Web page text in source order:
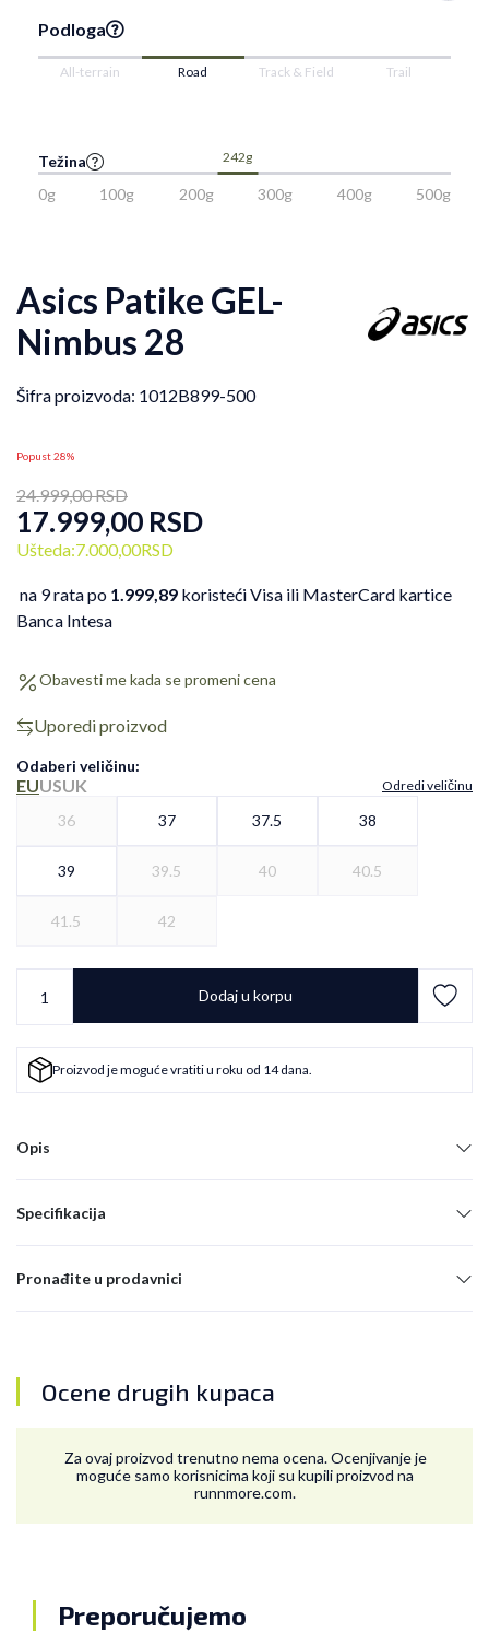
Podloga
All-terrain Road Track & Field Trail
Težina 242g
0g 100g 200g 300g 400g 500g
Asics Patike GEL-
Nimbus 28
Šifra proizvoda: 1012B899-500
Popust 28%
24.999,00RSD
17.999,00 RSD
Ušteda:7.000,00RSD
na 9 rata po 1.999,89 koristeći Visa ili MasterCard kartice
Banca Intesa
Obavesti me kada se promeni cena
Uporedi proizvod
Odaberi veličinu:
EUUSUK Odredi veličinu
36 37 37.5 38
39 39.5 40 40.5
41.5 42
Dodaj u korpu
Proizvod je moguće vratiti u roku od 14 dana.
Opis
Specifikacija
Pronađite u prodavnici
Ocene drugih kupaca
Za ovaj proizvod trenutno nema ocena. Ocenjivanje je
moguće samo korisnicima koji su kupili proizvod na
runnmore.com.
Preporučujemo